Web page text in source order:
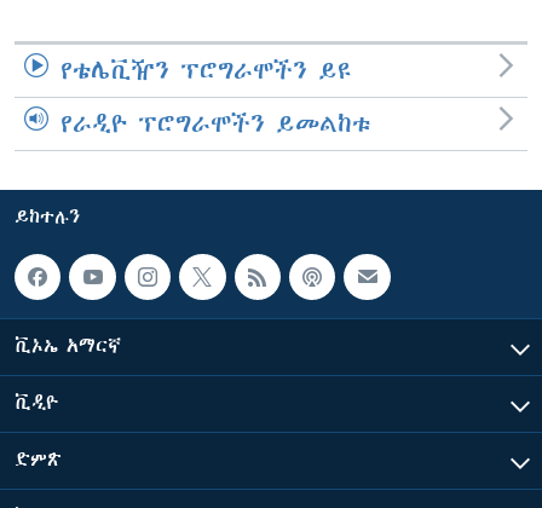
የቴሌቪዥን ፕሮግራሞችን ይዩ
የራዲዮ ፕሮግራሞችን ይመልከቱ
ይከተሉን
ቪኦኤ አማርኛ
ቪዲዮ
ድምጽ